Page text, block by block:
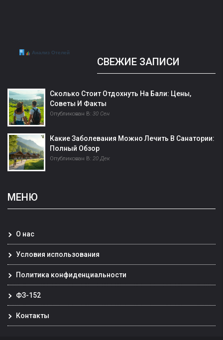
СВЕЖИЕ ЗАПИСИ
Сколько Стоит Отдохнуть На Бали: Цены,
Советы И Факты
Опубликован В: 30 Сен
Какие Заболевания Можно Лечить В Санатории:
Полный Обзор
Опубликован В: 20 Дек
МЕНЮ
О нас
Условия использования
Политика конфиденциальности
ФЗ-152
Контакты